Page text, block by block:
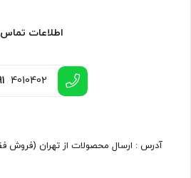
اطلاعات تماس
4010402
آدرس : ارسال محصولات از تهران